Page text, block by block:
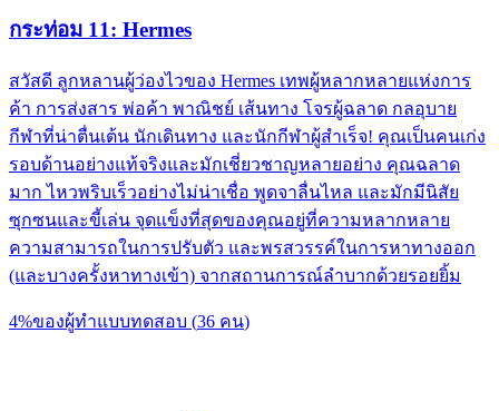
กระท่อม 11: Hermes
สวัสดี ลูกหลานผู้ว่องไวของ Hermes เทพผู้หลากหลายแห่งการ
ค้า การส่งสาร พ่อค้า พาณิชย์ เส้นทาง โจรผู้ฉลาด กลอุบาย
กีฬาที่น่าตื่นเต้น นักเดินทาง และนักกีฬาผู้สำเร็จ! คุณเป็นคนเก่ง
รอบด้านอย่างแท้จริงและมักเชี่ยวชาญหลายอย่าง คุณฉลาด
มาก ไหวพริบเร็วอย่างไม่น่าเชื่อ พูดจาลื่นไหล และมักมีนิสัย
ซุกซนและขี้เล่น จุดแข็งที่สุดของคุณอยู่ที่ความหลากหลาย
ความสามารถในการปรับตัว และพรสวรรค์ในการหาทางออก
(และบางครั้งหาทางเข้า) จากสถานการณ์ลำบากด้วยรอยยิ้ม
4%ของผู้ทำแบบทดสอบ (36 คน)